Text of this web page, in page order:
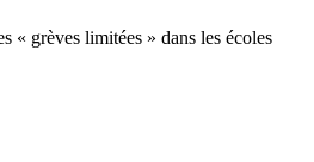
« grèves limitées » dans les écoles